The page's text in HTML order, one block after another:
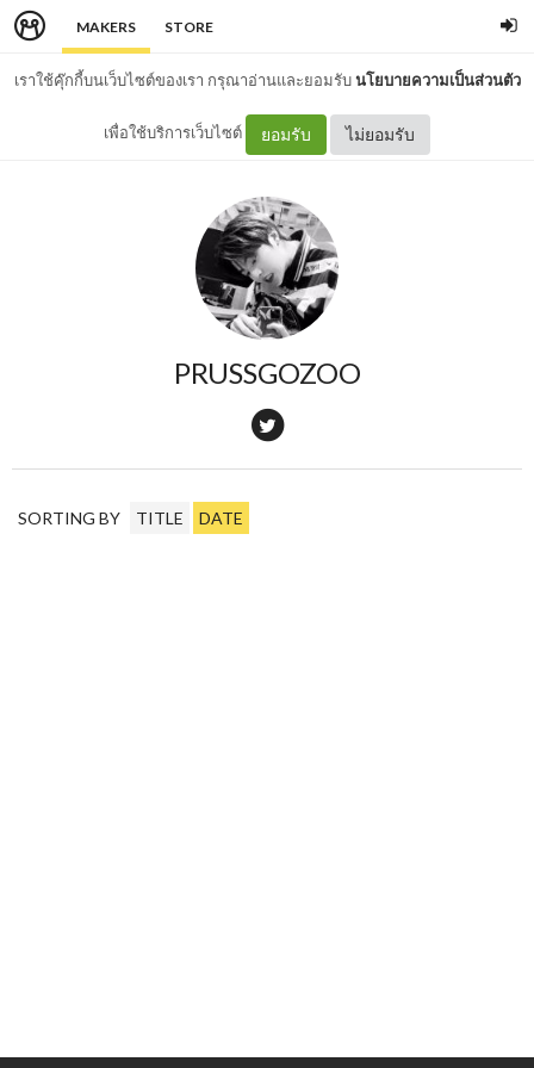
MAKERS STORE
เราใช้คุ๊กกี้บนเว็บไซต์ของเรา กรุณาอ่านและยอมรับนโยบายความเป็นส่วนตัว
เพื่อใช้บริการเว็บไซต์ ยอมรับ ไม่ยอมรับ
PRUSSGOZOO
SORTING BY TITLE DATE